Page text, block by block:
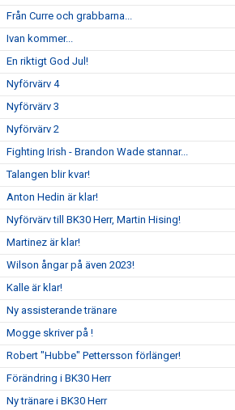
Från Curre och grabbarna...
Ivan kommer...
En riktigt God Jul!
Nyförvärv 4
Nyförvärv 3
Nyförvärv 2
Fighting Irish - Brandon Wade stannar...
Talangen blir kvar!
Anton Hedin är klar!
Nyförvärv till BK30 Herr, Martin Hising!
Martinez är klar!
Wilson ångar på även 2023!
Kalle är klar!
Ny assisterande tränare
Mogge skriver på !
Robert "Hubbe" Pettersson förlänger!
Förändring i BK30 Herr
Ny tränare i BK30 Herr